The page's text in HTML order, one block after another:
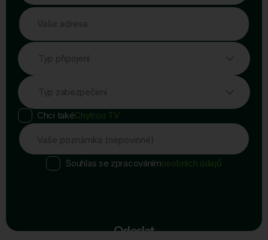
Vaše adresa
Typ připojení
Typ zabezpečení
Chci takéChytrou TV
Vaše poznámka (nepovinné)
Souhlas se zpracovánímosobních údajů
Odeslat